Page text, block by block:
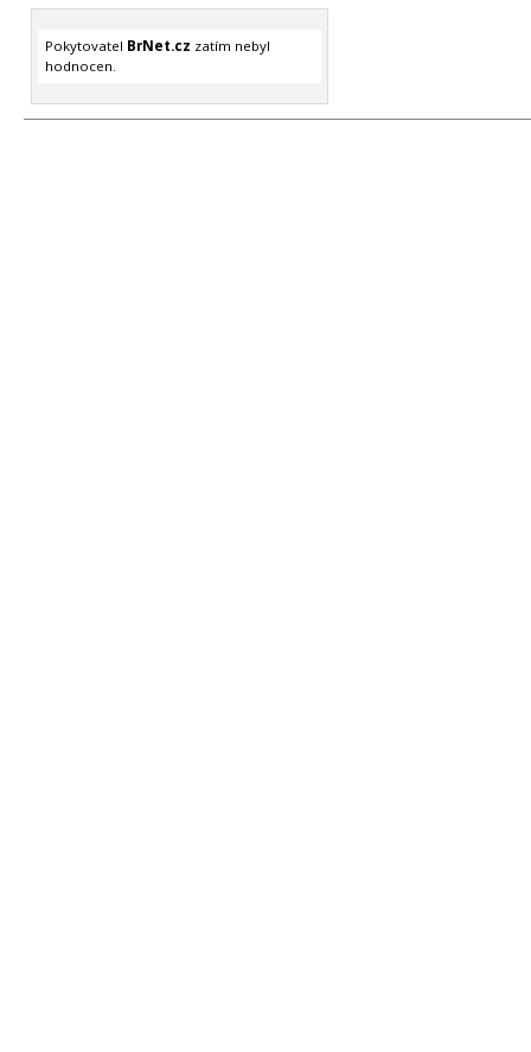
Pokytovatel BrNet.cz zatím nebyl
hodnocen.